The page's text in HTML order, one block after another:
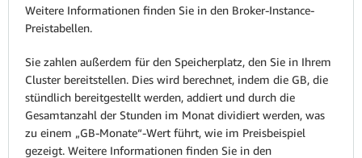
Weitere Informationen finden Sie in den Broker-Instance-
Preistabellen.
Sie zahlen außerdem für den Speicherplatz, den Sie in Ihrem
Cluster bereitstellen. Dies wird berechnet, indem die GB, die
stündlich bereitgestellt werden, addiert und durch die
Gesamtanzahl der Stunden im Monat dividiert werden, was
zu einem „GB-Monate“-Wert führt, wie im Preisbeispiel
gezeigt. Weitere Informationen finden Sie in den